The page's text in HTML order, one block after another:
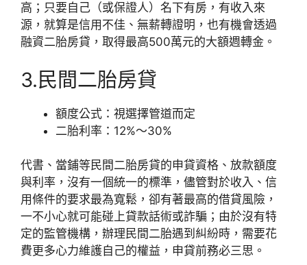
高；只要自己（或保證人）名下有房，有收入來
源，就算是信用不佳、無薪轉證明，也有機會透過
融資二胎房貸，取得最高500萬元的大額週轉金。
3.民間二胎房貸
額度公式：視選擇管道而定
二胎利率：12%～30%
代書、當鋪等民間二胎房貸的申貸資格、放款額度
與利率，沒有一個統一的標準，儘管對於收入、信
用條件的要求最為寬鬆，卻有著最高的借貸風險，
一不小心就可能碰上貸款話術或詐騙；由於沒有特
定的監管機構，辦理民間二胎遇到糾紛時，需要花
費更多心力維護自己的權益，申貸前務必三思。